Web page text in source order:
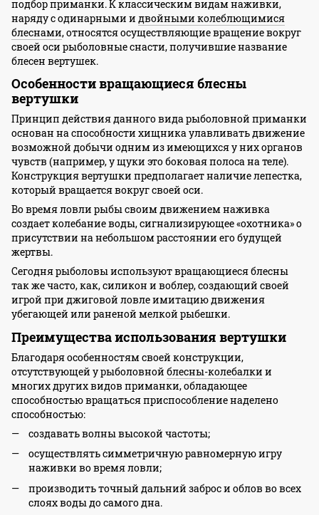
подбор приманки. К классическим видам наживки,
наряду с одинарными и двойными колеблющимися
блеснами, относятся осуществляющие вращение вокруг
своей оси рыболовные снасти, получившие название
блесен вертушек.
Особенностивращающиеся блесны
вертушки
Принцип действия данного вида рыболовной приманки
основан на способности хищника улавливать движение
возможной добычи одним из имеющихся у них органов
чувств (например, у щуки это боковая полоса на теле).
Конструкция вертушки предполагает наличие лепестка,
который вращается вокруг своей оси.
Во время ловли рыбы своим движением наживка
создает колебание воды, сигнализирующее «охотника» о
присутствии на небольшом расстоянии его будущей
жертвы.
Сегодня рыболовы используют вращающиеся блесны
так же часто, как, силикон и воблер, создающий своей
игрой при джиговой ловле имитацию движения
убегающей или раненой мелкой рыбешки.
Преимущества использования вертушки
Благодаря особенностям своей конструкции,
отсутствующей у рыболовной блесны-колебалки и
многих других видов приманки, обладающее
способностью вращаться приспособление наделено
способностью:
создавать волны высокой частоты;
осуществлять симметричную равномерную игру
наживки во время ловли;
производить точный дальний заброс и облов во всех
слоях воды до самого дна.